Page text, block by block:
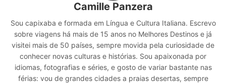
Camille Panzera
Sou capixaba e formada em Língua e Cultura Italiana. Escrevo
sobre viagens há mais de 15 anos no Melhores Destinos e já
visitei mais de 50 países, sempre movida pela curiosidade de
conhecer novas culturas e histórias. Sou apaixonada por
idiomas, fotografias e séries, e gosto de variar bastante nas
férias: vou de grandes cidades a praias desertas, sempre